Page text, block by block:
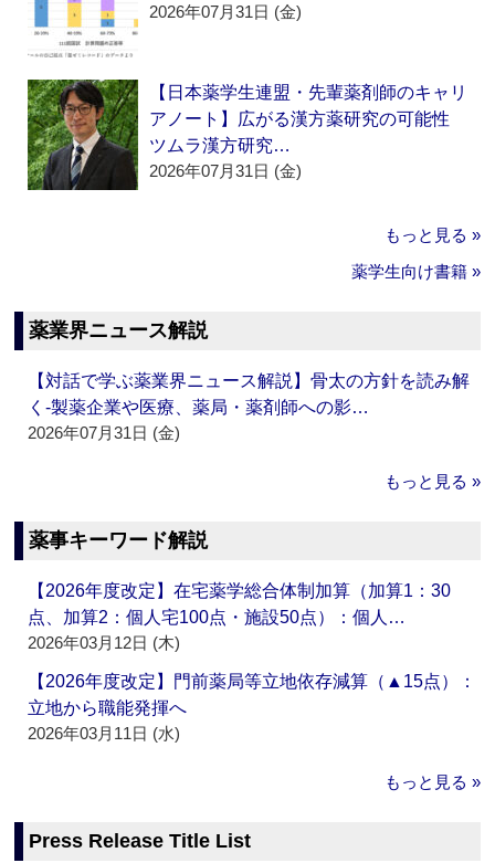
2026年07月31日 (金)
【日本薬学生連盟・先輩薬剤師のキャリ
アノート】広がる漢方薬研究の可能性
ツムラ漢方研究…
2026年07月31日 (金)
もっと見る »
薬学生向け書籍 »
薬業界ニュース解説
【対話で学ぶ薬業界ニュース解説】骨太の方針を読み解
く‐製薬企業や医療、薬局・薬剤師への影…
2026年07月31日 (金)
もっと見る »
薬事キーワード解説
【2026年度改定】在宅薬学総合体制加算（加算1：30
点、加算2：個人宅100点・施設50点）：個人…
2026年03月12日 (木)
【2026年度改定】門前薬局等立地依存減算（▲15点）：
立地から職能発揮へ
2026年03月11日 (水)
もっと見る »
Press Release Title List